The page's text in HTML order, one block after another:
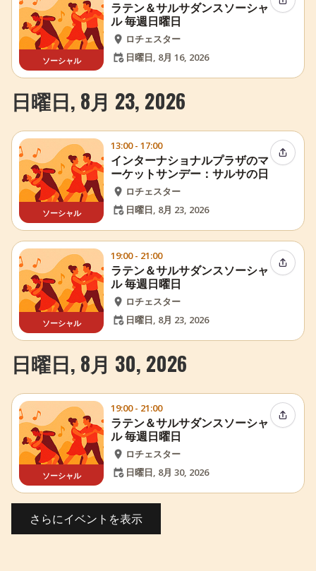
ソーシャル
ラテン＆サルサダンスソーシャ
ル 毎週日曜日
ロチェスター
日曜日, 8月 16, 2026
イベン
日曜日, 8月 23, 2026
ソーシャル
13:00 - 17:00
インターナショナルプラザのマ
ーケットサンデー：サルサの日
ロチェスター
日曜日, 8月 23, 2026
イベン
ソーシャル
19:00 - 21:00
ラテン＆サルサダンスソーシャ
ル 毎週日曜日
ロチェスター
日曜日, 8月 23, 2026
イベン
日曜日, 8月 30, 2026
ソーシャル
19:00 - 21:00
ラテン＆サルサダンスソーシャ
ル 毎週日曜日
ロチェスター
日曜日, 8月 30, 2026
イベン
さらにイベントを表示